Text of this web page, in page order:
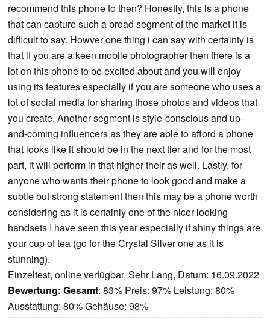
recommend this phone to then? Honestly, this is a phone
that can capture such a broad segment of the market it is
difficult to say. Howver one thing i can say with certainty is
that if you are a keen mobile photographer then there is a
lot on this phone to be excited about and you will enjoy
using its features especially if you are someone who uses a
lot of social media for sharing those photos and videos that
you create. Another segment is style-conscious and up-
and-coming influencers as they are able to afford a phone
that looks like it should be in the next tier and for the most
part, it will perform in that higher their as well. Lastly, for
anyone who wants their phone to look good and make a
subtle but strong statement then this may be a phone worth
considering as it is certainly one of the nicer-looking
handsets I have seen this year especially if shiny things are
your cup of tea (go for the Crystal Silver one as it is
stunning).
Einzeltest, online verfügbar, Sehr Lang, Datum: 16.09.2022
Bewertung: Gesamt: 83% Preis: 97% Leistung: 80%
Ausstattung: 80% Gehäuse: 98%